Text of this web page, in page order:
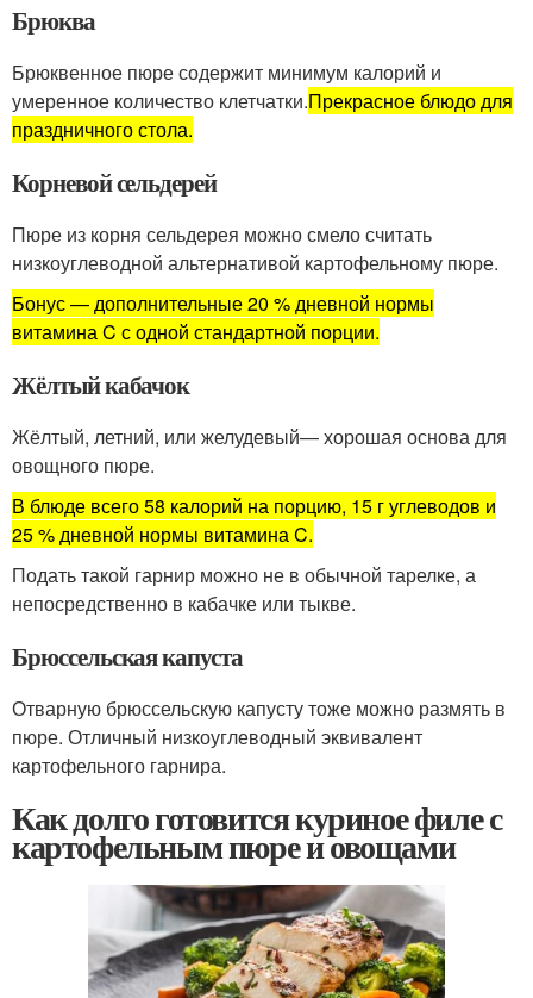
Брюква
Брюквенное пюре содержит минимум калорий и
умеренное количество клетчатки.Прекрасное блюдо для
праздничного стола.
Корневой сельдерей
Пюре из корня сельдерея можно смело считать
низкоуглеводной альтернативой картофельному пюре.
Бонус — дополнительные 20 % дневной нормы
витамина C с одной стандартной порции.
Жёлтый кабачок
Жёлтый, летний, или желудевый— хорошая основа для
овощного пюре.
В блюде всего 58 калорий на порцию, 15 г углеводов и
25 % дневной нормы витамина C.
Подать такой гарнир можно не в обычной тарелке, а
непосредственно в кабачке или тыкве.
Брюссельская капуста
Отварную брюссельскую капусту тоже можно размять в
пюре. Отличный низкоуглеводный эквивалент
картофельного гарнира.
Как долго готовится куриное филе с
картофельным пюре и овощами